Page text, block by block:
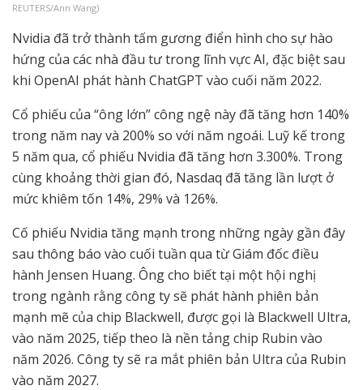
REUTERS/Ann Wang)
Nvidia đã trở thành tấm gương điển hình cho sự hào
hứng của các nhà đầu tư trong lĩnh vực AI, đặc biệt sau
khi OpenAI phát hành ChatGPT vào cuối năm 2022.
Cổ phiếu của “ông lớn” công ngệ này đã tăng hơn 140%
trong năm nay và 200% so với năm ngoái. Luỹ kế trong
5 năm qua, cổ phiếu Nvidia đã tăng hơn 3.300%. Trong
cùng khoảng thời gian đó, Nasdaq đã tăng lần lượt ở
mức khiêm tốn 14%, 29% và 126%.
Cố phiếu Nvidia tăng mạnh trong những ngày gần đây
sau thông báo vào cuối tuần qua từ Giám đốc điều
hành Jensen Huang. Ông cho biết tại một hội nghị
trong ngành rằng công ty sẽ phát hành phiên bản
mạnh mẽ của chip Blackwell, được gọi là Blackwell Ultra,
vào năm 2025, tiếp theo là nền tảng chip Rubin vào
năm 2026. Công ty sẽ ra mắt phiên bản Ultra của Rubin
vào năm 2027.